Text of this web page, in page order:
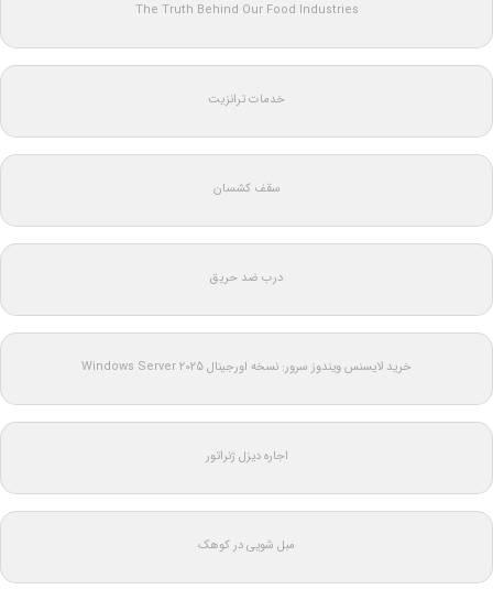
The Truth Behind Our Food Industries
خدمات ترانزیت
سقف کشسان
درب ضد حریق
خرید لایسنس ویندوز سرور: نسخه اورجینال Windows Server 2025
اجاره دیزل ژنراتور
مبل شویی در کوهک